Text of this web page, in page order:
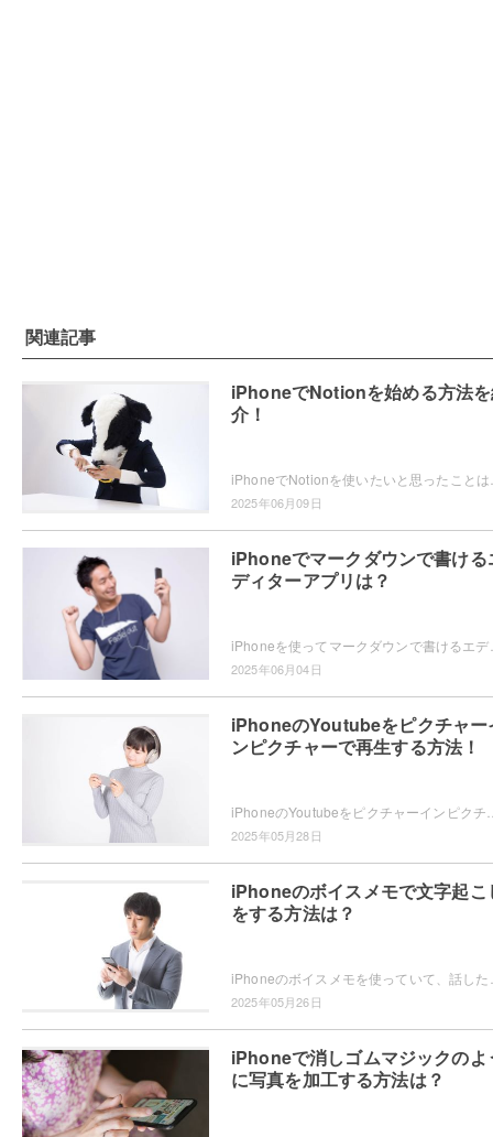
関連記事
iPhoneでNotionを始める方法
介！
2025年06月09日
iPhoneでマークダウンで書ける
ディターアプリは？
2025年06月04日
iPhoneのYoutubeをピクチャー
ンピクチャーで再生する方法！
2025年05月28日
iPhoneのボイスメモで文字起こ
をする方法は？
2025年05月26日
iPhoneで消しゴムマジックのよ
に写真を加工する方法は？